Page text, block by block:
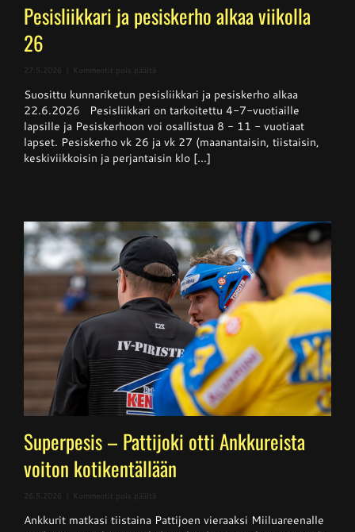
Pesisliikkari ja pesiskerho alkaa viikolla
26
27.5.2026 Kommentit pois päältä
ja
pesiskerho
alkaa
viikolla
26
Suosittu kunnariketun pesisliikkari ja pesiskerho alkaa
22.6.2026 Pesisliikkari on tarkoitettu 4-7-vuotiaille
lapsille ja Pesiskerhoon voi osallistua 8 - 11 - vuotiaat
lapset. Pesiskerho vk 26 ja vk 27 (maanantaisin, tiistaisin,
keskiviikkoisin ja perjantaisin klo [...]
Superpesis – Pattijoki otti Ankkureista
voiton kotikentällään
26.5.2026 Kommentit pois päältä
–
Ankkurit matkasi tiistaina Pattijoen vieraaksi Miiluareenalle